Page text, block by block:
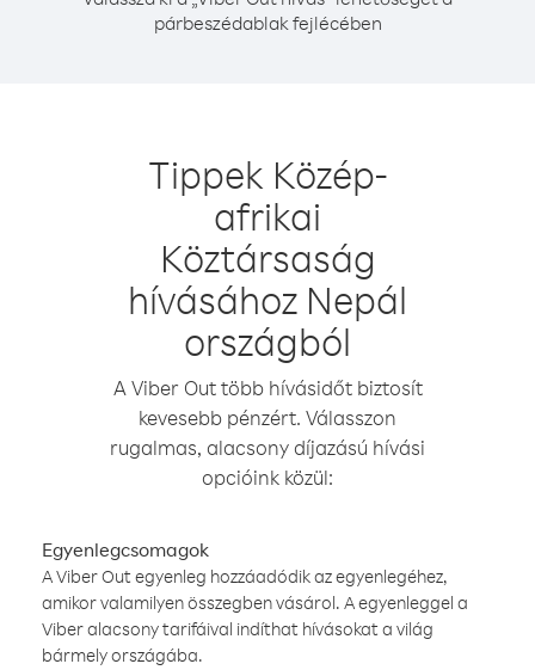
párbeszédablak fejlécében
Tippek Közép-
afrikai
Köztársaság
hívásához Nepál
országból
A Viber Out több hívásidőt biztosít
kevesebb pénzért. Válasszon
rugalmas, alacsony díjazású hívási
opcióink közül:
Egyenlegcsomagok
A Viber Out egyenleg hozzáadódik az egyenlegéhez,
amikor valamilyen összegben vásárol. A egyenleggel a
Viber alacsony tarifáival indíthat hívásokat a világ
bármely országába.